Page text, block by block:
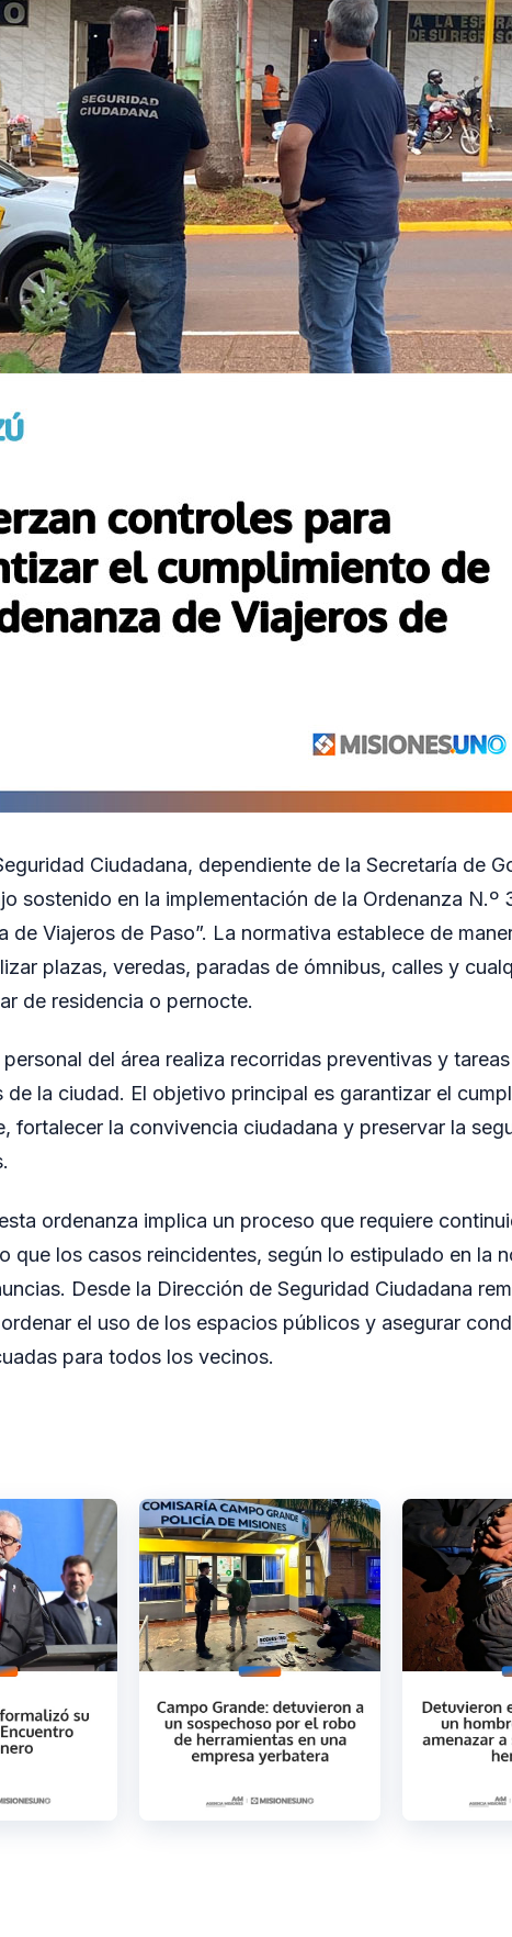
Ciudadana, dependiente de la Secretaría de
sostenido en la implementación de la Ordenanza N.º
de Viajeros de Paso”. La normativa establece de
plazas, veredas, paradas de ómnibus, calles y
de residencia o pernocte.
personal del área realiza recorridas preventivas y
de la ciudad. El objetivo principal es garantizar el
fortalecer la convivencia ciudadana y preservar la
ordenanza implica un proceso que requiere
que los casos reincidentes, según lo estipulado en la
Desde la Dirección de Seguridad Ciudadana
el uso de los espacios públicos y asegurar
para todos los vecinos.